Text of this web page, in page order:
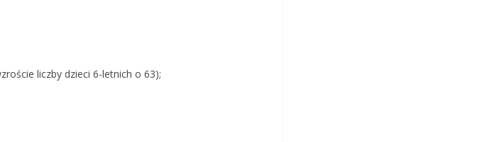
liczby dzieci 6-letnich o 63);